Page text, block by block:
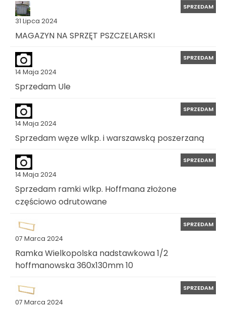
31 Lipca 2024
SPRZEDAM
MAGAZYN NA SPRZĘT PSZCZELARSKI
14 Maja 2024
SPRZEDAM
Sprzedam Ule
14 Maja 2024
SPRZEDAM
Sprzedam węze wlkp. i warszawską poszerzaną
14 Maja 2024
SPRZEDAM
Sprzedam ramki wlkp. Hoffmana złożone
częściowo odrutowane
07 Marca 2024
SPRZEDAM
Ramka Wielkopolska nadstawkowa 1/2
hoffmanowska 360x130mm 10
07 Marca 2024
SPRZEDAM